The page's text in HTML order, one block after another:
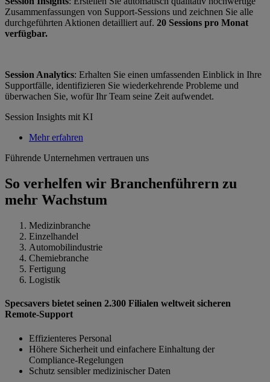
Zusammenfassungen von Support-Sessions und zeichnen Sie alle
durchgeführten Aktionen detailliert auf. 20 Sessions pro Monat
verfügbar.
Session Analytics: Erhalten Sie einen umfassenden Einblick in Ihre
Supportfälle, identifizieren Sie wiederkehrende Probleme und
überwachen Sie, wofür Ihr Team seine Zeit aufwendet.
Session Insights mit KI
Mehr erfahren
Führende Unternehmen vertrauen uns
So verhelfen wir Branchenführern zu
mehr Wachstum
Medizinbranche
Einzelhandel
Automobilindustrie
Chemiebranche
Fertigung
Logistik
Specsavers bietet seinen 2.300 Filialen weltweit sicheren
Remote-Support
Effizienteres Personal
Höhere Sicherheit und einfachere Einhaltung der
Compliance-Regelungen
Schutz sensibler medizinischer Daten